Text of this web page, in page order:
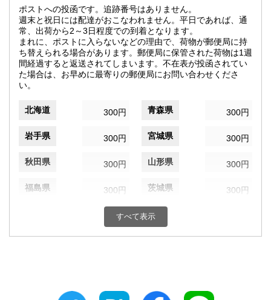
ポストへの投函です。追跡番号はありません。
週末と祝日には配達がおこなわれません。平日であれば、通
常、出荷から2～3日程度での到着となります。
まれに、ポストに入らないなどの理由で、荷物が郵便局に持
ち替えられる場合があります。郵便局に保管された荷物は1週
間経過すると返送されてしまいます。不在表が投函されてい
た場合は、お早めに最寄りの郵便局にお問い合わせくださ
い。
北海道 300円 青森県 300円
岩手県 300円 宮城県 300円
秋田県 300円 山形県 300円
福島県 300円 茨城県 300円
300円 群馬県
埼玉県 千葉県
300円 富山県
すべて表示